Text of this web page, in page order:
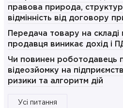
правова природа,
відмінність від договору
Передача товару на
продавця виникає дохід і
Чи повинен роботодавець
відеозйомку на
ризики та алгоритм дій
Усі питання